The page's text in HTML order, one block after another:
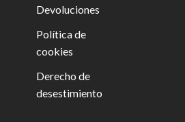
Devoluciones
Política de
cookies
Derecho de
desestimiento